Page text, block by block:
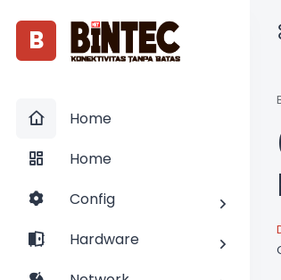
B
Home
Home
Config
Hardware